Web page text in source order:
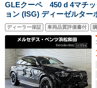
GLEクーペ 450 d 4マチッ
ョン (ISG) ディーゼルタ
ックSR ブルメスタサウ
イ 黒本革 Fメモリー付パ
ー FRヒーター 温冷機能
ラ エアバランスPKG ワ
ディーラー保証 車両品質評価書付